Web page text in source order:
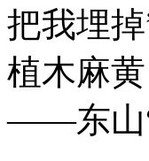
把我埋
植木麻
——东山